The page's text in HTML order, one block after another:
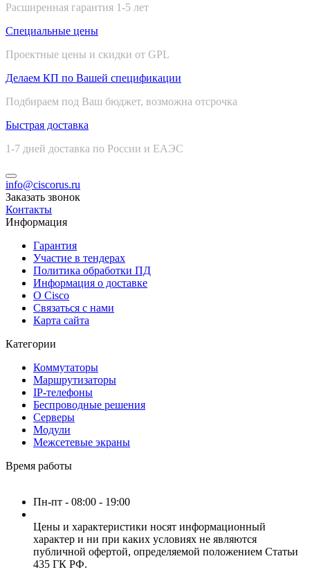
Расширенная гарантия 1-5 лет
Специальные цены
Проектные цены и скидки от GPL
Делаем КП по Вашей спецификации
Подбираем под Ваш бюджет, возможна отсрочка
Быстрая доставка
1-7 дней доставка по России и ЕАЭС
info@ciscorus.ru
Заказать звонок
Контакты
Информация
Гарантия
Участие в тендерах
Политика обработки ПД
Информация о доставке
О Cisco
Связаться с нами
Карта сайта
Категории
Коммутаторы
Маршрутизаторы
IP-телефоны
Беспроводные решения
Серверы
Модули
Межсетевые экраны
Время работы
Пн-пт - 08:00 - 19:00
Цены и характеристики носят информационный
характер и ни при каких условиях не являются
публичной офертой, определяемой положением Статьи
435 ГК РФ.